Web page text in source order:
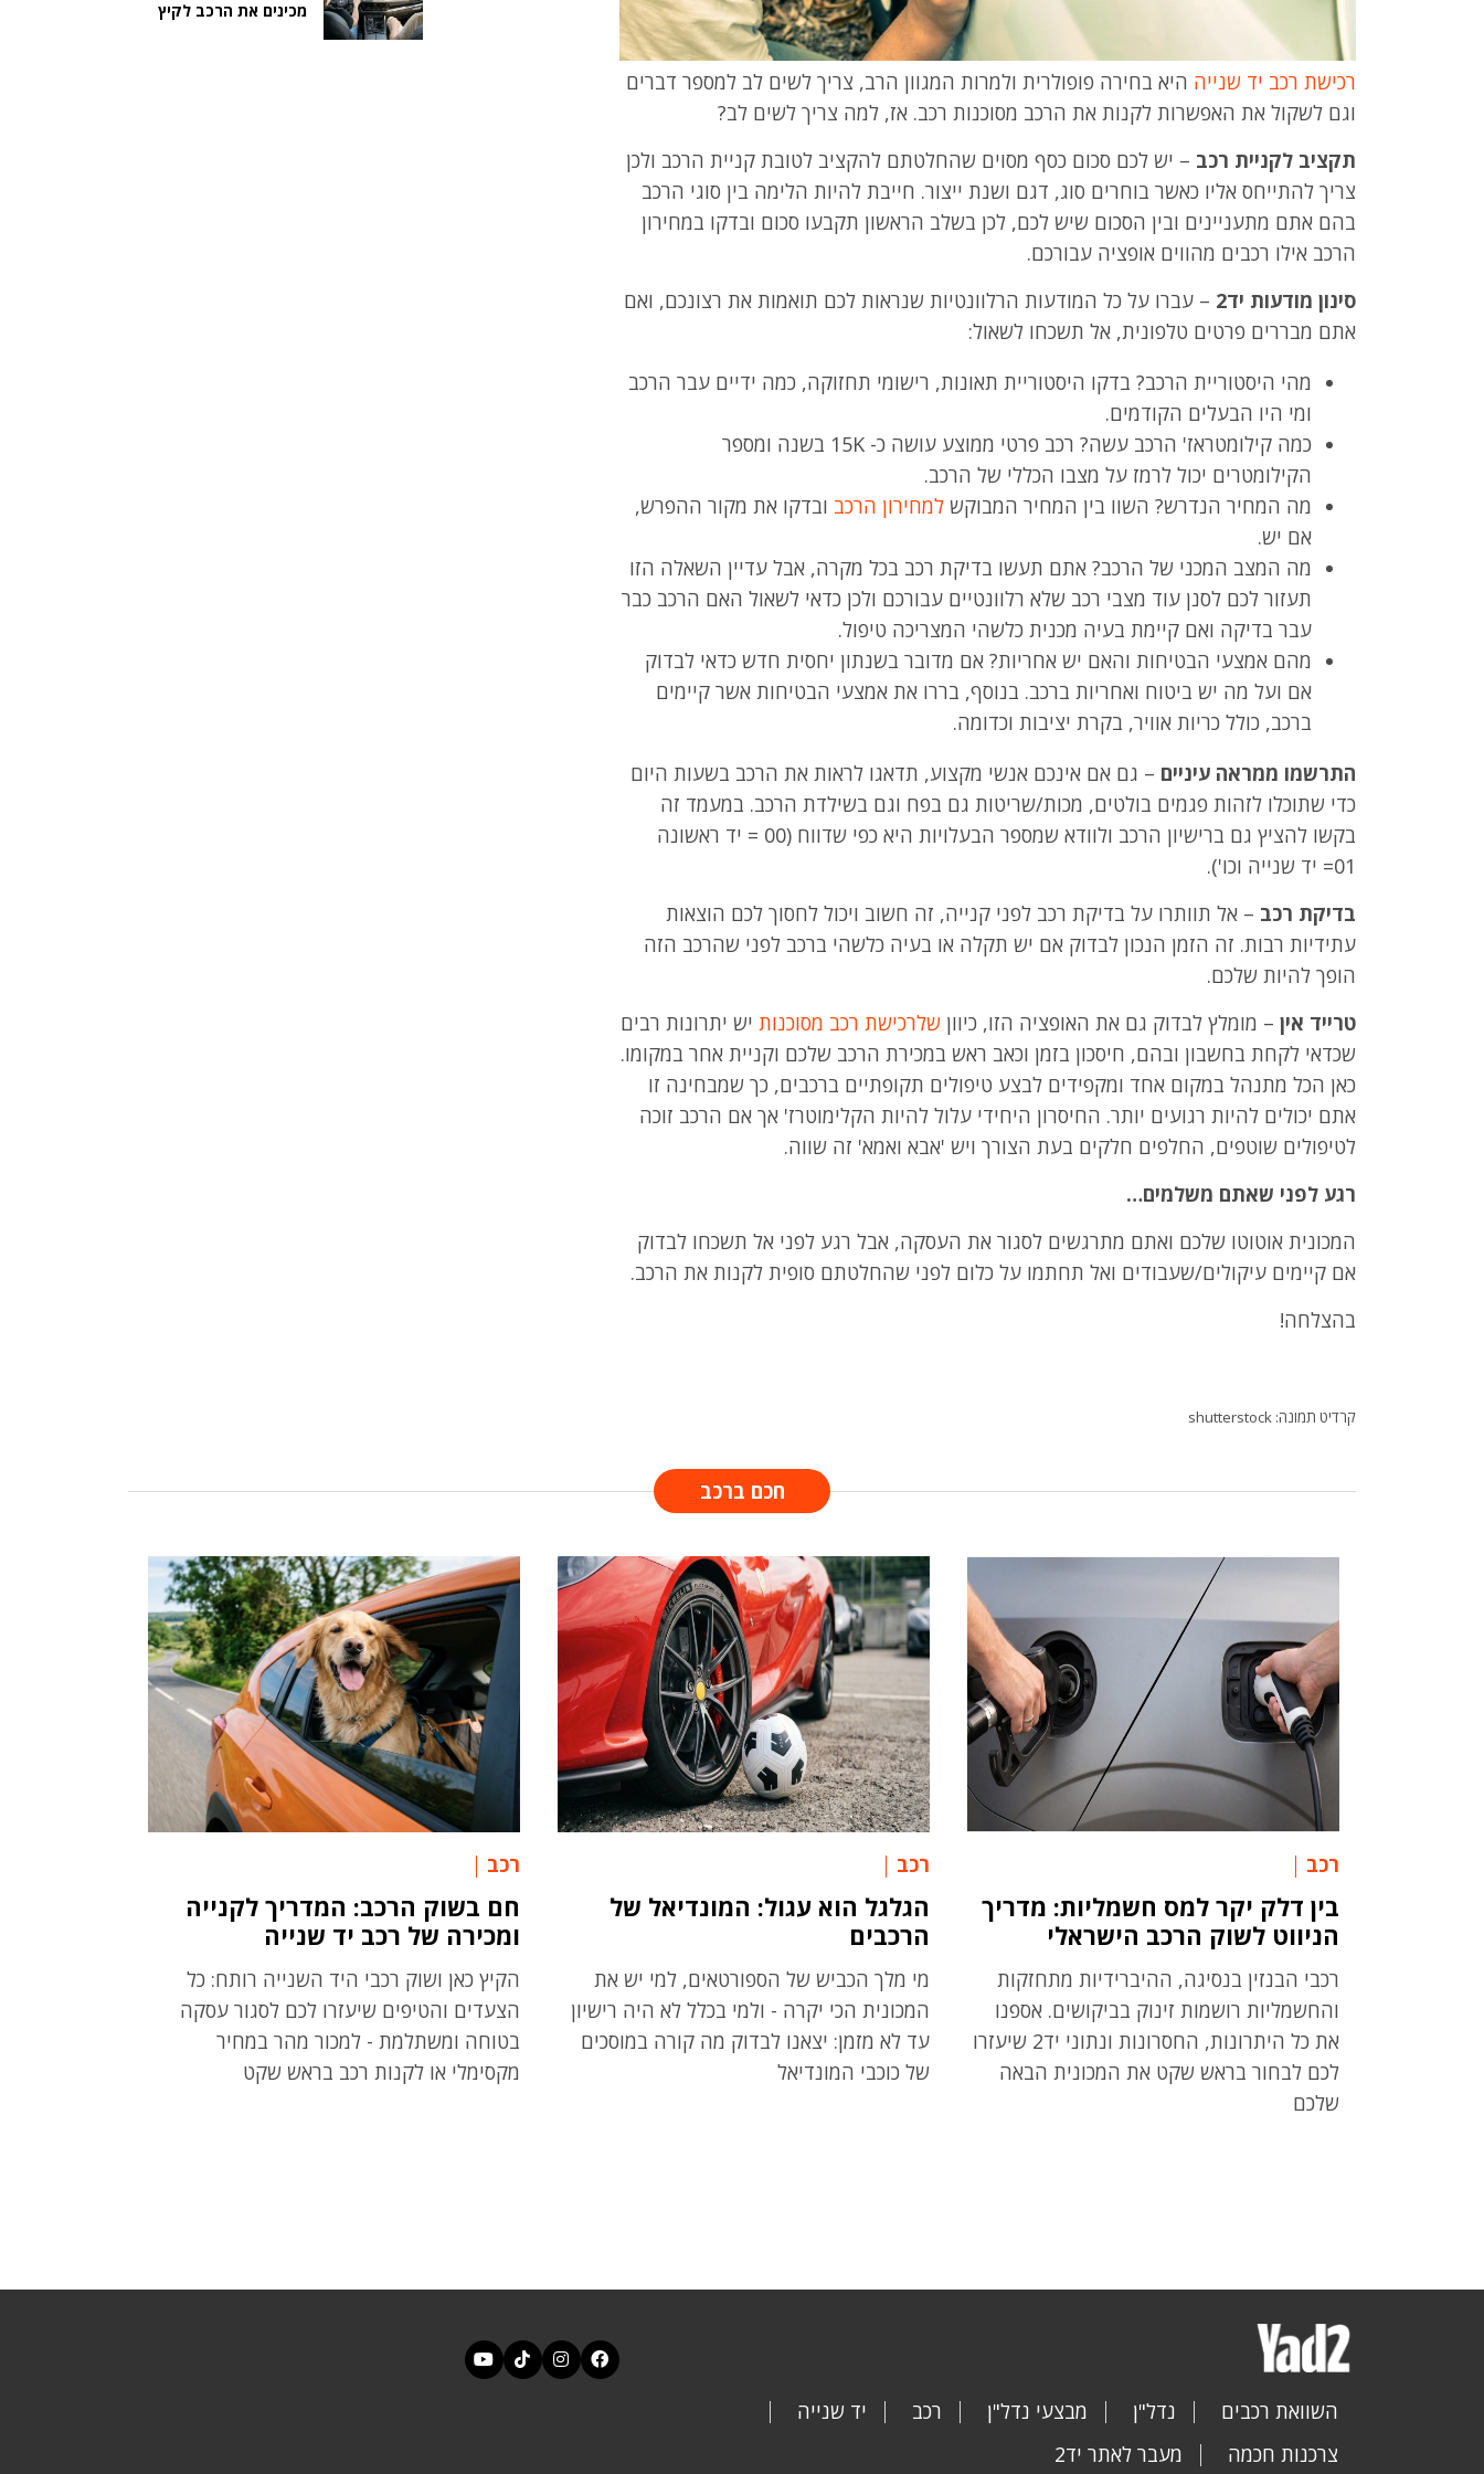
רכישת רכב יד שנייה היא בחירה פופולרית ולמרות המגוון הרב, צריך לשים לב למספר דברים
וגם לשקול את האפשרות לקנות את הרכב מסוכנות רכב. אז, למה צריך לשים לב?
תקציב לקניית רכב – יש לכם סכום כסף מסוים שהחלטתם להקציב לטובת קניית הרכב ולכן
צריך להתייחס אליו כאשר בוחרים סוג, דגם ושנת ייצור. חייבת להיות הלימה בין סוגי הרכב
בהם אתם מתעניינים ובין הסכום שיש לכם, לכן בשלב הראשון תקבעו סכום ובדקו במחירון
הרכב אילו רכבים מהווים אופציה עבורכם.
סינון מודעות יד2
– עברו על כל המודעות הרלוונטיות שנראות לכם תואמות את רצונכם, ואם
אתם מבררים פרטים טלפונית, אל תשכחו לשאול:
מהי היסטוריית הרכב? בדקו היסטוריית תאונות, רישומי תחזוקה, כמה ידיים עבר הרכב
ומי היו הבעלים הקודמים.
כמה קילומטראז' הרכב עשה? רכב פרטי ממוצע עושה כ- 15K בשנה ומספר
הקילומטרים יכול לרמז על מצבו הכללי של הרכב.
מה המחיר הנדרש? השוו בין המחיר המבוקש למחירון הרכב ובדקו את מקור ההפרש,
אם יש.
מה המצב המכני של הרכב? אתם תעשו בדיקת רכב בכל מקרה, אבל עדיין השאלה הזו
תעזור לכם לסנן עוד מצבי רכב שלא רלוונטיים עבורכם ולכן כדאי לשאול האם הרכב כבר
עבר בדיקה ואם קיימת בעיה מכנית כלשהי המצריכה טיפול.
מהם אמצעי הבטיחות והאם יש אחריות? אם מדובר בשנתון יחסית חדש כדאי לבדוק
אם ועל מה יש ביטוח ואחריות ברכב. בנוסף, בררו את אמצעי הבטיחות אשר קיימים
ברכב, כולל כריות אוויר, בקרת יציבות וכדומה.
התרשמו ממראה עיניים – גם אם אינכם אנשי מקצוע, תדאגו לראות את הרכב בשעות היום
כדי שתוכלו לזהות פגמים בולטים, מכות/שריטות גם בפח וגם בשילדת הרכב. במעמד זה
בקשו להציץ גם ברישיון הרכב ולוודא שמספר הבעלויות היא כפי שדווח (00 = יד ראשונה
01= יד שנייה וכו').
בדיקת רכב – אל תוותרו על בדיקת רכב לפני קנייה, זה חשוב ויכול לחסוך לכם הוצאות
עתידיות רבות. זה הזמן הנכון לבדוק אם יש תקלה או בעיה כלשהי ברכב לפני שהרכב הזה
הופך להיות שלכם.
טרייד אין – מומלץ לבדוק גם את האופציה הזו, כיוון שלרכישת רכב מסוכנותיש יתרונות רבים
שכדאי לקחת בחשבון ובהם, חיסכון בזמן וכאב ראש במכירת הרכב שלכם וקניית אחר במקומו.
כאן הכל מתנהל במקום אחד ומקפידים לבצע טיפולים תקופתיים ברכבים, כך שמבחינה זו
אתם יכולים להיות רגועים יותר. החיסרון היחידי עלול להיות הקלימוטרז' אך אם הרכב זוכה
לטיפולים שוטפים, החלפים חלקים בעת הצורך ויש 'אבא ואמא' זה שווה.
רגע לפני שאתם משלמים…
המכונית אוטוטו שלכם ואתם מתרגשים לסגור את העסקה, אבל רגע לפני אל תשכחו לבדוק
אם קיימים עיקולים/שעבודים ואל תחתמו על כלום לפני שהחלטתם סופית לקנות את הרכב.
בהצלחה!
קרדיט תמונה: shutterstock
מכינים את הרכב לקיץ
חכם ברכב
רכב
בין דלק יקר למס חשמליות: מדריך
הניווט לשוק הרכב הישראלי
רכבי הבנזין בנסיגה, ההיברידיות מתחזקות
והחשמליות רושמות זינוק בביקושים. אספנו
את כל היתרונות, החסרונות ונתוני יד2 שיעזרו
לכם לבחור בראש שקט את המכונית הבאה
שלכם
רכב
הגלגל הוא עגול: המונדיאל של
הרכבים
מי מלך הכביש של הספורטאים, למי יש את
המכונית הכי יקרה - ולמי בכלל לא היה רישיון
עד לא מזמן: יצאנו לבדוק מה קורה במוסכים
של כוכבי המונדיאל
רכב
חם בשוק הרכב: המדריך לקנייה
ומכירה של רכב יד שנייה
הקיץ כאן ושוק רכבי היד השנייה רותח: כל
הצעדים והטיפים שיעזרו לכם לסגור עסקה
בטוחה ומשתלמת - למכור מהר במחיר
מקסימלי או לקנות רכב בראש שקט
השוואת רכבים נדל"ן מבצעי נדל"ן רכב
יד שנייה
צרכנות חכמה
מעבר לאתר יד2